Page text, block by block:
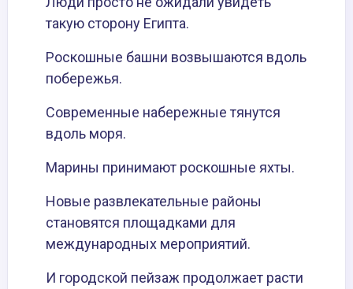
такую сторону Египта.
Роскошные башни возвышаются вдоль
побережья.
Современные набережные тянутся
вдоль моря.
Марины принимают роскошные яхты.
Новые развлекательные районы
становятся площадками для
международных мероприятий.
И городской пейзаж продолжает расти